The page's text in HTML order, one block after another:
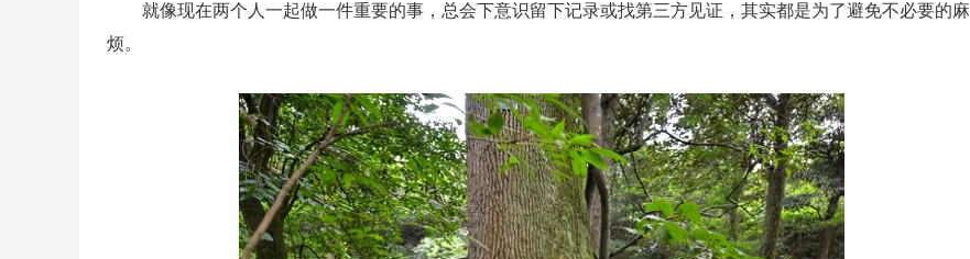
就像现在两个人一起做一件重要的事，总会下意识留下记录或找第三方见证，其实都是为了避免不必要的麻
烦。